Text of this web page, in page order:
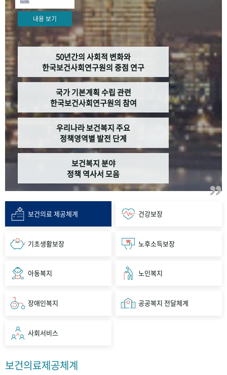
내용 보기
50년간의 사회적 변화와
한국보건사회연구원의 중점 연구
국가 기본계획 수립 관련
한국보건사회연구원의 참여
우리나라 보건복지 주요
정책영역별 발전 단계
보건복지 분야
정책 역사서 모음
보건의료 제공체계 건강보장
기초생활보장 노후소득보장
아동복지 노인복지
장애인복지 공공복지 전달체계
사회서비스
보건의료제공체계